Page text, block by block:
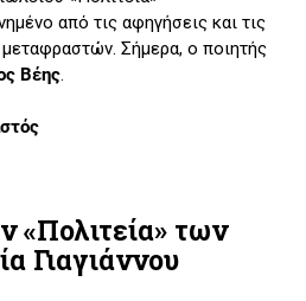
από τις αφηγήσεις και τις
Σήμερα, ο ποιητής
Βέης.
«Πολιτεία» των
Γιαγιάννου